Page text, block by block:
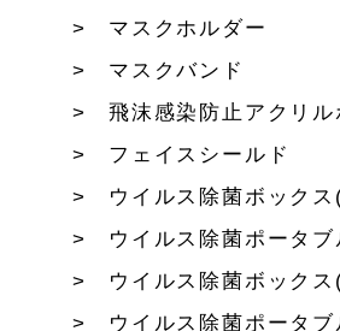
マスクホルダー
マスクバンド
飛沫感染防止アクリル
フェイスシールド
ウイルス除菌ボック
ウイルス除菌ポータ
ウイルス除菌ボック
ウイルス除菌ポータ